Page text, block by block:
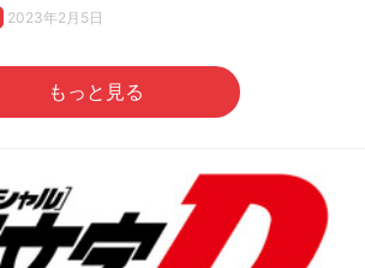
2023年2月5日
もっと見る